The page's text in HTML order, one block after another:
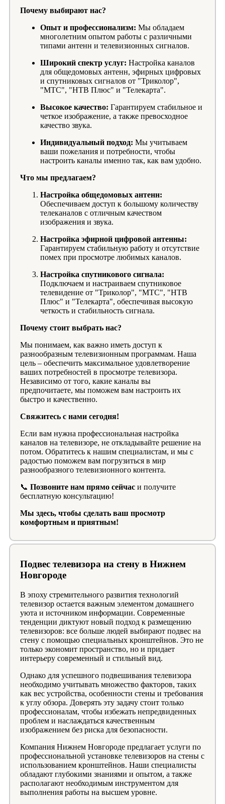
Почему выбирают нас?
Опыт и профессионализм: Мы обладаем
многолетним опытом работы с различными
типами антенн и телевизионных сигналов.
Широкий спектр услуг: Настройка каналов
для общедомовых антенн, эфирных цифровых
и спутниковых сигналов от "Триколор",
"МТС", "НТВ Плюс" и "Телекарта".
Высокое качество: Гарантируем стабильное и
четкое изображение, а также превосходное
качество звука.
Индивидуальный подход: Мы учитываем
ваши пожелания и потребности, чтобы
настроить каналы именно так, как вам удобно.
Что мы предлагаем?
Настройка общедомовых антенн:
Обеспечиваем доступ к большому количеству
телеканалов с отличным качеством
изображения и звука.
Настройка эфирной цифровой антенны:
Гарантируем стабильную работу и отсутствие
помех при просмотре любимых каналов.
Настройка спутникового сигнала:
Подключаем и настраиваем спутниковое
телевидение от "Триколор", "МТС", "НТВ
Плюс" и "Телекарта", обеспечивая высокую
четкость и стабильность сигнала.
Почему стоит выбрать нас?
Мы понимаем, как важно иметь доступ к
разнообразным телевизионным программам. Наша
цель – обеспечить максимальное удовлетворение
ваших потребностей в просмотре телевизора.
Независимо от того, какие каналы вы
предпочитаете, мы поможем вам настроить их
быстро и качественно.
Свяжитесь с нами сегодня!
Если вам нужна профессиональная настройка
каналов на телевизоре, не откладывайте решение на
потом. Обратитесь к нашим специалистам, и мы с
радостью поможем вам погрузиться в мир
разнообразного телевизионного контента.
📞 Позвоните нам прямо сейчас и получите
бесплатную консультацию!
Мы здесь, чтобы сделать ваш просмотр
комфортным и приятным!
Подвес телевизора на стену в Нижнем
Новгороде
В эпоху стремительного развития технологий
телевизор остается важным элементом домашнего
уюта и источником информации. Современные
тенденции диктуют новый подход к размещению
телевизоров: все больше людей выбирают подвес на
стену с помощью специальных кронштейнов. Это не
только экономит пространство, но и придает
интерьеру современный и стильный вид.
Однако для успешного подвешивания телевизора
необходимо учитывать множество факторов, таких
как вес устройства, особенности стены и требования
к углу обзора. Доверять эту задачу стоит только
профессионалам, чтобы избежать непредвиденных
проблем и наслаждаться качественным
изображением без риска для безопасности.
Компания Нижнем Новгороде предлагает услуги по
профессиональной установке телевизоров на стены с
использованием кронштейнов. Наши специалисты
обладают глубокими знаниями и опытом, а также
располагают необходимым инструментом для
выполнения работы на высшем уровне.